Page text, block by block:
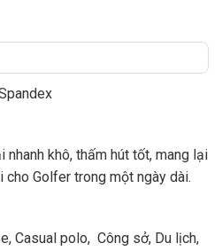
nhanh khô, thấm hút tốt, mang lại
Golfer trong một ngày dài.
Casual polo, Công sở, Du lịch,